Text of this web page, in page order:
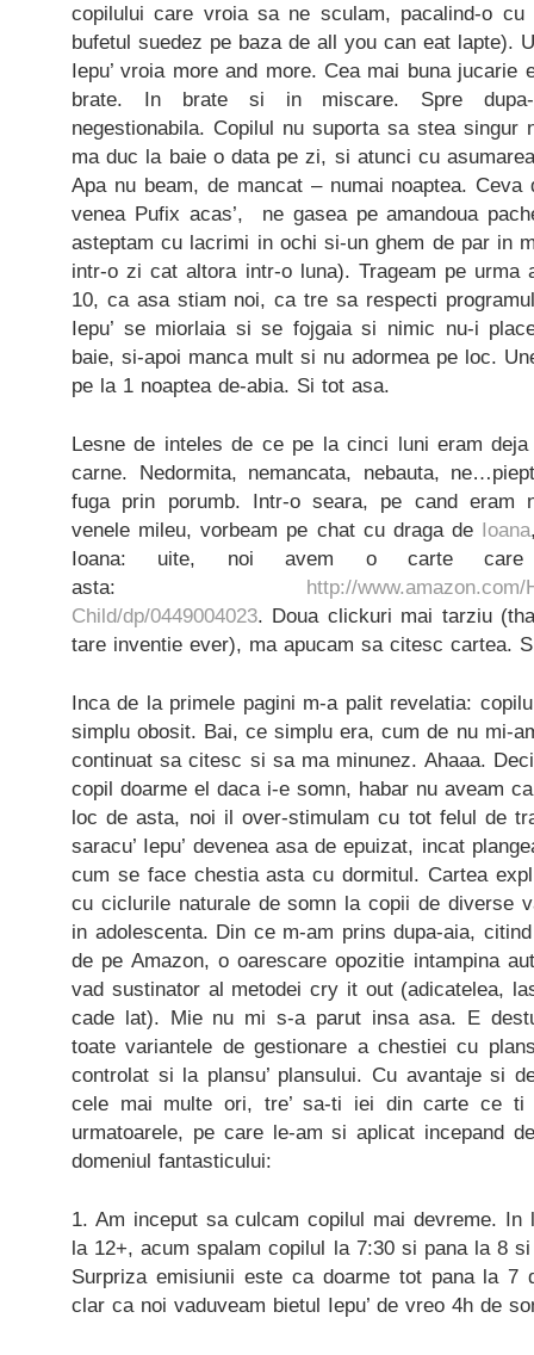
copilului care vroia sa ne sculam, pacalind-o cu
bufetul suedez pe baza de all you can eat lapte).
Iepu’ vroia more and more. Cea mai buna jucarie
brate. In brate si in miscare. Spre dupa-
negestionabila. Copilul nu suporta sa stea singur
ma duc la baie o data pe zi, si atunci cu
Apa nu beam, de mancat – numai noaptea. Ceva
venea Pufix acas’, ne gasea pe amandoua
asteptam cu lacrimi in ochi si-un ghem de par in
intr-o zi cat altora intr-o luna). Trageam pe urma
10, ca asa stiam noi, ca tre sa respecti
Iepu’ se miorlaia si se fojgaia si nimic nu-i
baie, si-apoi manca mult si nu adormea pe loc.
pe la 1 noaptea de-abia. Si tot asa.
Lesne de inteles de ce pe la cinci luni eram
carne. Nedormita, nemancata, nebauta,
fuga prin porumb. Intr-o seara, pe cand eram
venele mileu, vorbeam pe chat cu draga de Ioana
Ioana: uite, noi avem o carte
asta: http://
Child/dp/0449004023. Doua clickuri mai tarziu
tare inventie ever), ma apucam sa citesc cartea.
Inca de la primele pagini m-a palit revelatia:
simplu obosit. Bai, ce simplu era, cum de nu mi-
continuat sa citesc si sa ma minunez. Ahaaa.
copil doarme el daca i-e somn, habar nu aveam
loc de asta, noi il over-stimulam cu tot felul de
saracu’ Iepu’ devenea asa de epuizat, incat
cum se face chestia asta cu dormitul. Cartea
cu ciclurile naturale de somn la copii de diverse
in adolescenta. Din ce m-am prins dupa-aia,
de pe Amazon, o oarescare opozitie intampina
vad sustinator al metodei cry it out (adicatelea,
cade lat). Mie nu mi s-a parut insa asa. E
toate variantele de gestionare a chestiei cu
controlat si la plansu’ plansului. Cu avantaje si
cele mai multe ori, tre’ sa-ti iei din carte ce ti
urmatoarele, pe care le-am si aplicat incepand
domeniul fantasticului:
1. Am inceput sa culcam copilul mai devreme.
la 12+, acum spalam copilul la 7:30 si pana la 8
Surpriza emisiunii este ca doarme tot pana la 7
clar ca noi vaduveam bietul Iepu’ de vreo 4h de